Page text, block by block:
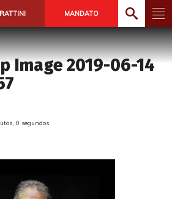
MANDATO
Image 2019-06-14
0 segundos